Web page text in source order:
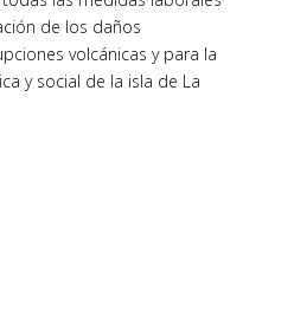
de los daños
volcánicas y para la
y social de la isla de La